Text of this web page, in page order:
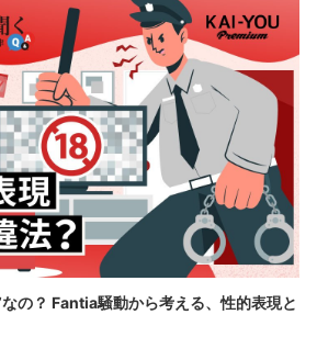
なの？ Fantia騒動から考える、性的表現と